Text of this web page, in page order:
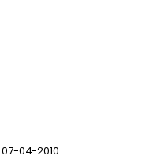
07-04-2010